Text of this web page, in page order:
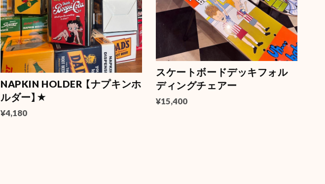
NAPKIN HOLDER 【ナプキンホ
ルダー】★
¥4,180
スケートボードデッキフォル
ディングチェアー
¥15,400